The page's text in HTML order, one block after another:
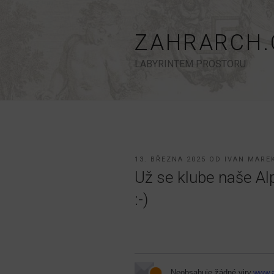
LABYRINTEM PROSTORU
PUBLIKOVÁNO
13. BŘEZNA 2025 OD IVAN
Už se klube naše
:-)